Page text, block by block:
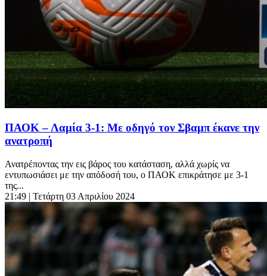
ΠΑΟΚ – Λαμία 3-1: Με οδηγό τον Σβαμπ έκανε την
ανατροπή
Ανατρέποντας την εις βάρος του κατάσταση, αλλά χωρίς να
εντυπωσιάσει με την απόδοσή του, ο ΠΑΟΚ επικράτησε με 3-1
της...
21:49 | Τετάρτη 03 Απριλίου 2024